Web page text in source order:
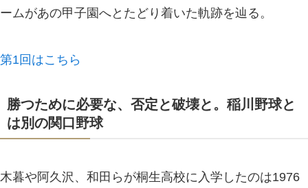
ームがあの甲子園へとたどり着いた軌跡を辿る。
第1回はこちら
勝つために必要な、否定と破壊と。稲川野球と
は別の関口野球
木暮や阿久沢、和田らが桐生高校に入学したのは1976